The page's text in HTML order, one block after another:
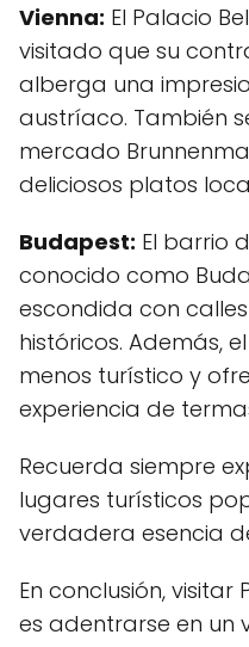
Vienna: El Palacio
visitado que su
alberga una
austríaco. También
mercado
deliciosos platos
Budapest: El barrio
conocido como
escondida con
históricos. Además,
menos turístico y
experiencia de
Recuerda siempre
lugares turísticos
verdadera esencia
En conclusión,
es adentrarse en un